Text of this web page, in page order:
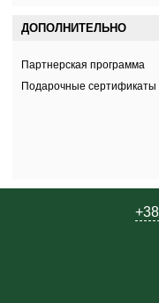
ДОПОЛНИТЕЛЬНО
Партнерская программа
Подарочные сертификаты